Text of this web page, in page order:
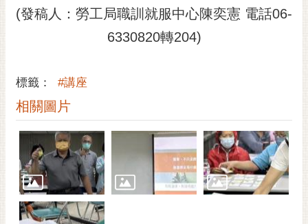
(發稿人：勞工局職訓就服中心陳奕憲 電話06-
6330820轉204)
標籤： #講座
相關圖片